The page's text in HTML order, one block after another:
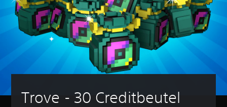
Trove - 30 Creditbeutel